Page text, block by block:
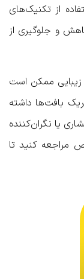
از تکنیک‌های
و جلوگیری از
زیبایی‌ ممکن است
بافت‌ها داشته
یا نگران‌کننده
کنید تا